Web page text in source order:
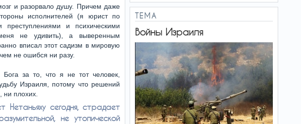
и разорвало душу. Причем даже
исполнителей (я юрист по
и психическими
не удивить), а выверенным
вписал этот садизм в мировую
не ошибся ни разу.
за то, что я не тот человек,
Израиля, потому что решений
плохих.
сегодня, страдает
не утопической
ТЕМА
Войны Израиля